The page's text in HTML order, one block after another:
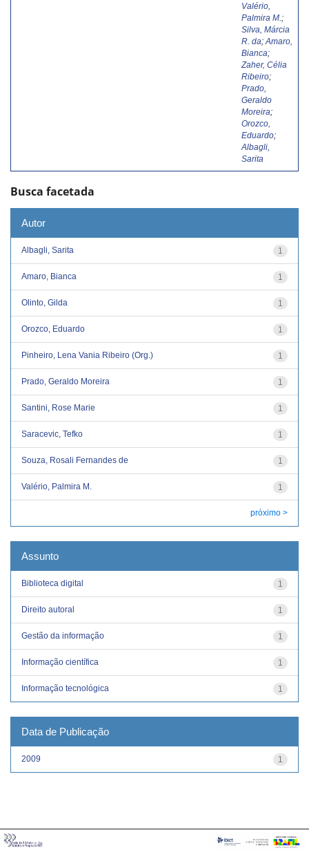
Valério,
Palmira M. ;
Silva, Márcia
R. da; Amaro,
Bianca;
Zaher, Célia
Ribeiro;
Prado,
Geraldo
Moreira;
Orozco,
Eduardo;
Albagli,
Sarita
Busca facetada
Autor
1
Albagli, Sarita
1
Amaro, Bianca
1
Olinto, Gilda
1
Orozco, Eduardo
1
Pinheiro, Lena Vania Ribeiro (Org.)
1
Prado, Geraldo Moreira
1
Santini, Rose Marie
1
Saracevic, Tefko
1
Souza, Rosali Fernandes de
1
Valério, Palmira M.
próximo >
Assunto
1
Biblioteca digital
1
Direito autoral
1
Gestão da informação
1
Informação científica
1
Informação tecnológica
Data de Publicação
1
2009